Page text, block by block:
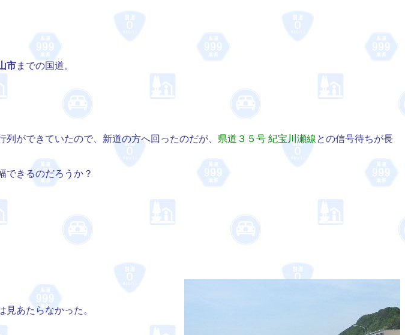
市までの国道。
ができていたので、新道の方へ回ったのだが、 県道３５号 紀宝川瀬線との信号待ちが長
できるのだろうか？
あたらなかった。